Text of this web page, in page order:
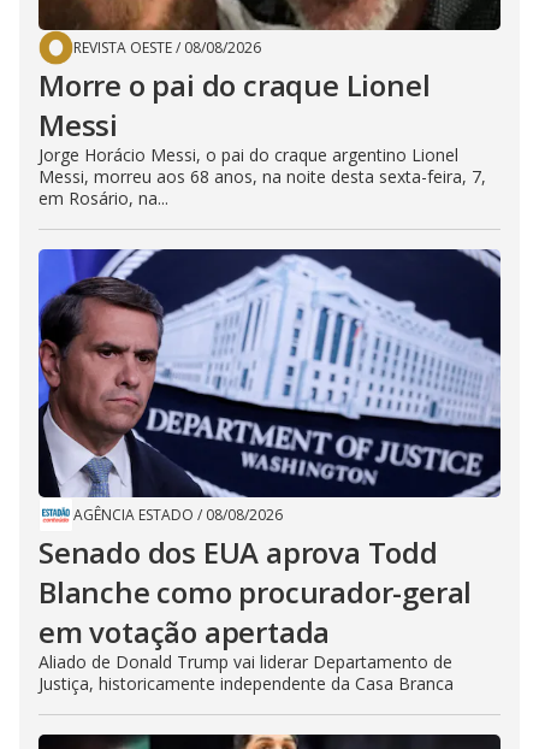
REVISTA OESTE/ 08/08/2026
Morre o pai do craque Lionel
Messi
Jorge Horácio Messi, o pai do craque argentino Lionel
Messi, morreu aos 68 anos, na noite desta sexta-feira, 7,
em Rosário, na...
AGÊNCIA ESTADO / 08/08/2026
Senado dos EUA aprova Todd
Blanche como procurador-geral
em votação apertada
Aliado de Donald Trump vai liderar Departamento de
Justiça, historicamente independente da Casa Branca